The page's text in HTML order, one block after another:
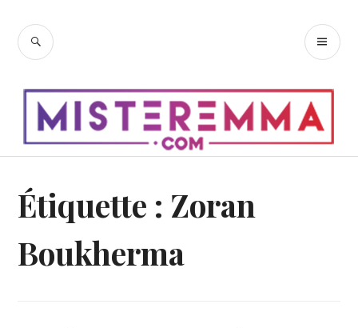
contenu
RECHERCHE
Étiquette : Zoran
Boukherma